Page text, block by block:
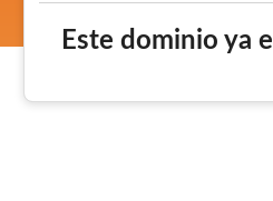
Este dominio ya